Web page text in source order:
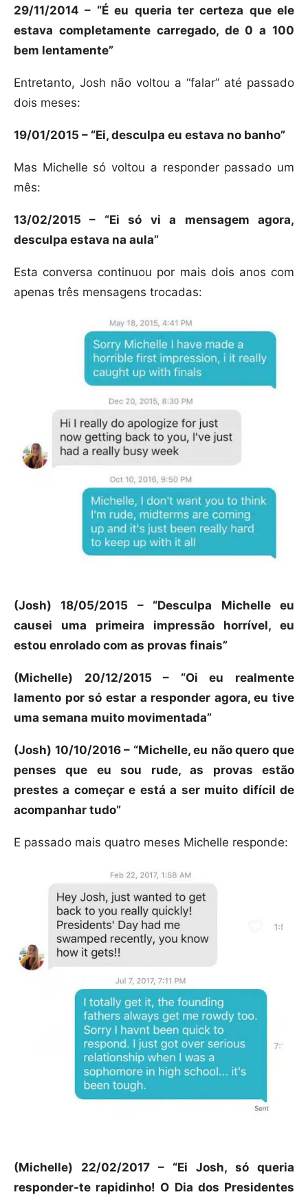
29/11/2014 – “É eu queria ter certeza que ele
estava completamente carregado, de 0 a 100
bem lentamente”
Entretanto, Josh não voltou a “falar” até passado
dois meses:
19/01/2015 – “Ei, desculpa eu estava no banho”
Mas Michelle só voltou a responder passado um
mês:
13/02/2015 – “Ei só vi a mensagem agora,
desculpa estava na aula”
Esta conversa continuou por mais dois anos com
apenas três mensagens trocadas:
(Josh) 18/05/2015 – “Desculpa Michelle eu
causei uma primeira impressão horrível, eu
estou enrolado com as provas finais”
(Michelle) 20/12/2015 – “Oi eu realmente
lamento por só estar a responder agora, eu tive
uma semana muito movimentada”
(Josh) 10/10/2016 – “Michelle, eu não quero que
penses que eu sou rude, as provas estão
prestes a começar e está a ser muito difícil de
acompanhar tudo”
E passado mais quatro meses Michelle responde:
(Michelle) 22/02/2017 – “Ei Josh, só queria
responder-te rapidinho! O Dia dos Presidentes